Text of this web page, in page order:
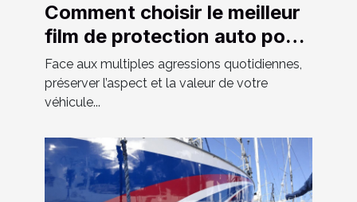
Comment choisir le meilleur
film de protection auto pour
votre véhicule ?
Face aux multiples agressions quotidiennes,
préserver l’aspect et la valeur de votre
véhicule...